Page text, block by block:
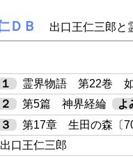
ＤＢ 出口王仁三郎と
霊界物語 第22巻
第5篇 神界経綸 よ
第17章 生田の森〔
出口王仁三郎